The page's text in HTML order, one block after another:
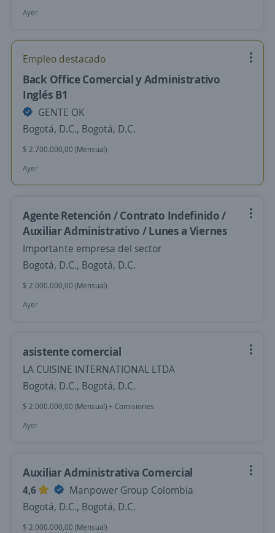
Ayer
Empleo destacado
Back Office Comercial y Administrativo
Inglés B1
GENTE OK
Bogotá, D.C., Bogotá, D.C.
$ 2.700.000,00 (Mensual)
Ayer
Agente Retención / Contrato Indefinido /
Auxiliar Administrativo / Lunes a Viernes
Importante empresa del sector
Bogotá, D.C., Bogotá, D.C.
$ 2.000.000,00 (Mensual)
Ayer
asistente comercial
LA CUISINE INTERNATIONAL LTDA
Bogotá, D.C., Bogotá, D.C.
$ 2.000.000,00 (Mensual) + Comisiones
Ayer
Auxiliar Administrativa Comercial
4,6
Manpower Group Colombia
Bogotá, D.C., Bogotá, D.C.
$ 2.000.000,00 (Mensual)